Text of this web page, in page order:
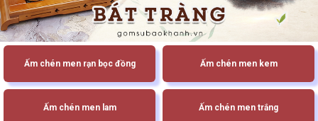
Ấm chén men rạn bọc đồng Ấm chén men kem
Ấm chén men lam Ấm chén men trắng